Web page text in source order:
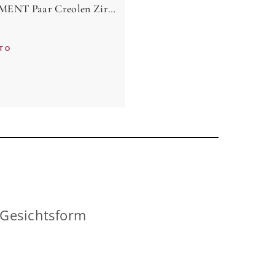
ONE ELEMENT Paar Creolen Zirkonia Ohrringe Creolen aus 925 Silber, Ihr persönliches Symbol – liebevoll gearbeitet für jeden Tag